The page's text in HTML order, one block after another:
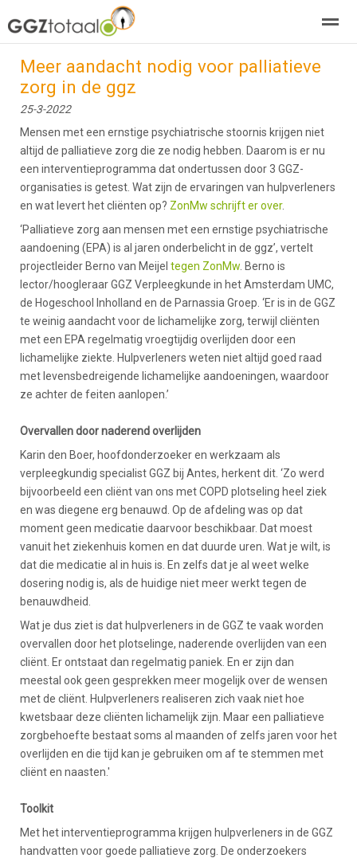
over GGZTotaal abonneren agenda adverteren
Nieuws Zoeken Pagina's
Meer aandacht nodig voor palliatieve
zorg in de ggz
25-3-2022
Mensen met een ernstige psychiatrische stoornis krijgen niet
altijd de palliatieve zorg die ze nodig hebben. Daarom is er nu
een interventieprogramma dat ondertussen door 3 GGZ-
organisaties is getest. Wat zijn de ervaringen van hulpverleners
en wat levert het cliënten op? ZonMw schrijft er over.
‘Palliatieve zorg aan mensen met een ernstige psychiatrische
aandoening (EPA) is al jaren onderbelicht in de ggz’, vertelt
projectleider Berno van Meijel tegen ZonMw . Berno is
lector/hoogleraar GGZ Verpleegkunde in het Amsterdam UMC,
de Hogeschool Inholland en de Parnassia Groep. ‘Er is in de GGZ
te weinig aandacht voor de lichamelijke zorg, terwijl cliënten
met een EPA regelmatig vroegtijdig overlijden door een
lichamelijke ziekte. Hulpverleners weten niet altijd goed raad
met levensbedreigende lichamelijke aandoeningen, waardoor
ze achter de feiten aanlopen.’
Overvallen door naderend overlijden
Karin den Boer, hoofdonderzoeker en werkzaam als
verpleegkundig specialist GGZ bij Antes, herkent dit. ‘Zo werd
bijvoorbeeld een cliënt van ons met COPD plotseling heel ziek
en was diegene erg benauwd. Op de afdeling was op dat
moment geen medicatie daarvoor beschikbaar. Dat moest
vanuit het ziekenhuis komen en dat duurde uren. Wat je wilt, is
dat die medicatie al in huis is. En zelfs dat je al weet welke
dosering nodig is, als de huidige niet meer werkt tegen de
benauwdheid.
Wat je dus ziet is dat hulpverleners in de GGZ te vaak worden
overvallen door het plotselinge, naderende overlijden van een
cliënt. Er ontstaat dan regelmatig paniek. En er zijn dan
meestal ook geen gesprekken meer mogelijk over de wensen
met de cliënt. Hulpverleners realiseren zich vaak niet hoe
kwetsbaar deze cliënten lichamelijk zijn. Maar een palliatieve
zorgbehoefte bestaat soms al maanden of zelfs jaren voor het
overlijden en die tijd kan je gebruiken om af te stemmen met
cliënt en naasten.'
Toolkit
Met het interventieprogramma krijgen hulpverleners in de GGZ
handvatten voor goede palliatieve zorg. De onderzoekers